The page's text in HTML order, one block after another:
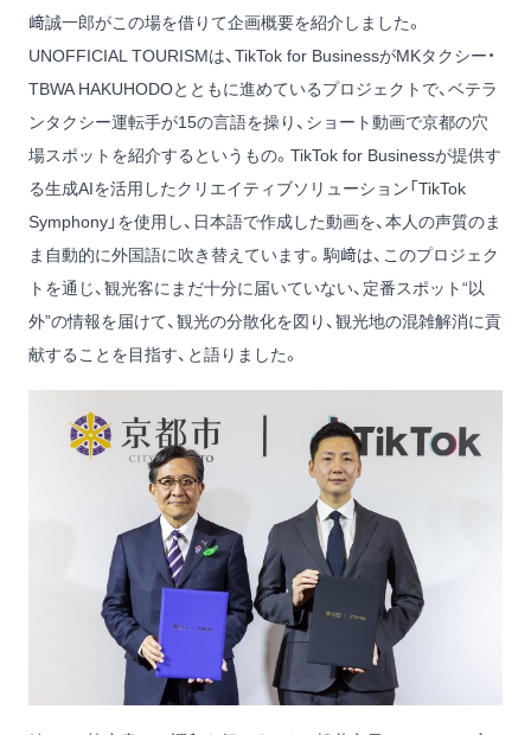
﨑誠一郎がこの場を借りて企画概要を紹介しました。
UNOFFICIAL TOURISMは、TikTok for BusinessがMKタクシー・
TBWA HAKUHODOとともに進めているプロジェクトで、ベテラ
ンタクシー運転手が15の言語を操り、ショート動画で京都の穴
場スポットを紹介するというもの。TikTok for Businessが提供す
る生成AIを活用したクリエイティブソリューション「TikTok
Symphony」を使用し、日本語で作成した動画を、本人の声質のま
ま自動的に外国語に吹き替えています。駒﨑は、このプロジェク
トを通じ、観光客にまだ十分に届いていない、定番スポット“以
外”の情報を届けて、観光の分散化を図り、観光地の混雑解消に貢
献することを目指す、と語りました。